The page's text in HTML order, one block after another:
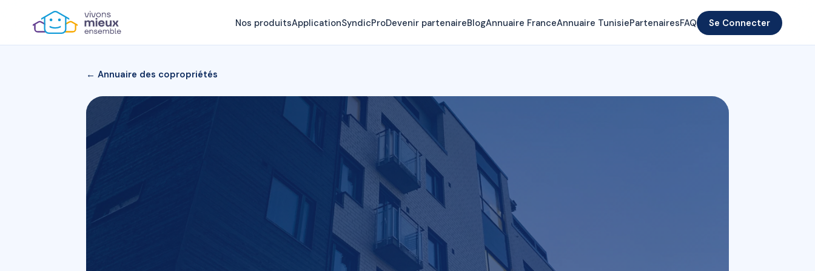
Nos produitsApplicationSyndicProDevenir partenaireBlogAnnuaire FranceAnnuaire TunisiePartenairesFAQ Se Connecter
← Annuaire des copropriétés